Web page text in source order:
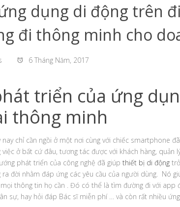
dụng di động trên
đi thông minh cho
6 Tháng Năm, 2017
triển của ứng
thông minh
nay chỉ cần ngồi ở một nơi cùng với chiếc smartphone
việc ở bất cứ đâu, tương tác được với khách hàng,
phát triển của công nghệ đã giúp thiết bị di động
ra đời nhằm đáp ứng các yêu cầu của người dùng. Nó
thông tin họ cần . Đó có thể là tìm đường đi với app
sự, hay hỏi đáp Bác sĩ miễn phí … và còn rất nhiều